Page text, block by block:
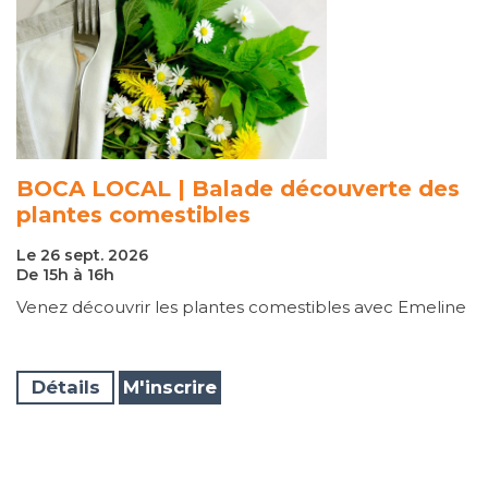
BOCA LOCAL | Balade découverte des
plantes comestibles
Le 26 sept. 2026
De 15h à 16h
Venez découvrir les plantes comestibles avec Emeline
Détails M'inscrire